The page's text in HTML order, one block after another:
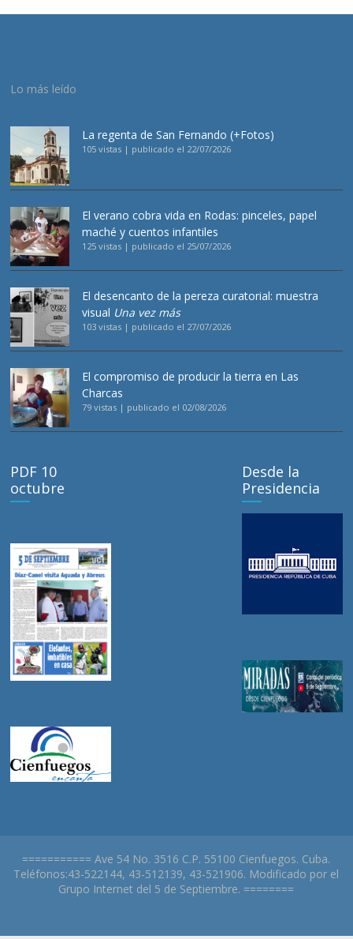
Lo más leído
La regenta de San Fernando (+Fotos)
105 vistas | publicado el 22/07/2026
El verano cobra vida en Rodas: pinceles, papel
maché y cuentos infantiles
125 vistas | publicado el 25/07/2026
El desencanto de la pereza curatorial: muestra
visual Una vez más
103 vistas | publicado el 27/07/2026
El compromiso de producir la tierra en Las
Charcas
79 vistas | publicado el 02/08/2026
PDF 10
octubre
Desde la
Presidencia
=========== Ave 54 No. 3516 C.P. 55100 Cienfuegos. Cuba.
Teléfonos:43-522144, 43-512139, 43-521906. Modificado por el
Grupo Internet del 5 de Septiembre. ========